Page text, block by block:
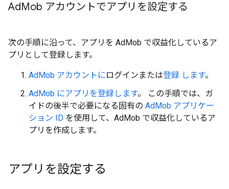
AdMob アカウントでアプリを設定する
次の手順に沿って、アプリを AdMob で収益化しているア
プリとして登録します。
AdMob アカウントにログインまたは登録 します。
AdMob にアプリを登録します。 この手順では、ガ
イドの後半で必要になる固有の AdMob アプリケー
ション ID を使用して、AdMob で収益化しているア
プリを作成します。
アプリを設定する